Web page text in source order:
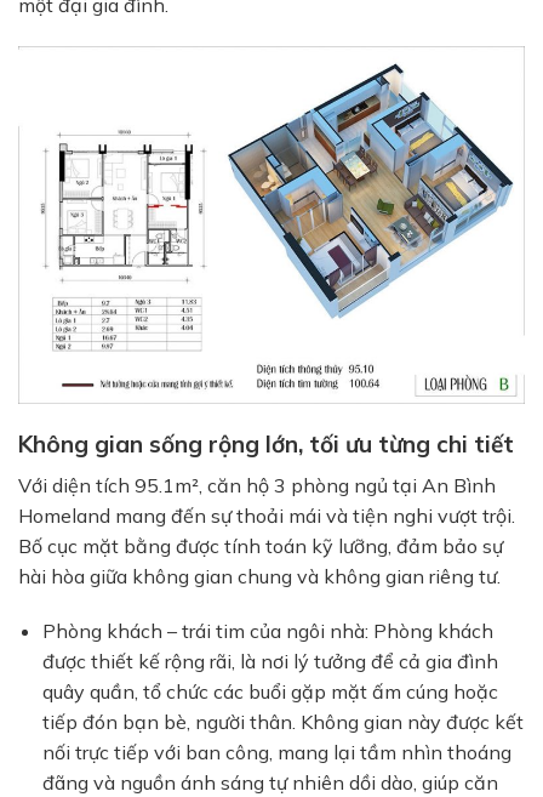
một đại gia đình.
Không gian sống rộng lớn, tối ưu từng chi tiết
Với diện tích 95.1m², căn hộ 3 phòng ngủ tại An Bình
Homeland mang đến sự thoải mái và tiện nghi vượt trội.
Bố cục mặt bằng được tính toán kỹ lưỡng, đảm bảo sự
hài hòa giữa không gian chung và không gian riêng tư.
Phòng khách – trái tim của ngôi nhà: Phòng khách
được thiết kế rộng rãi, là nơi lý tưởng để cả gia đình
quây quần, tổ chức các buổi gặp mặt ấm cúng hoặc
tiếp đón bạn bè, người thân. Không gian này được kết
nối trực tiếp với ban công, mang lại tầm nhìn thoáng
đãng và nguồn ánh sáng tự nhiên dồi dào, giúp căn